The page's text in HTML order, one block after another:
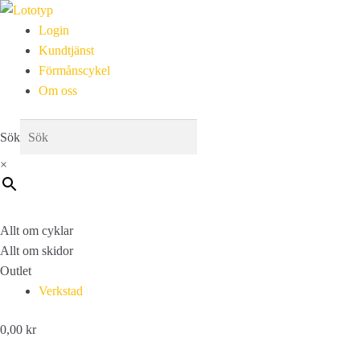
Login
Kundtjänst
Förmånscykel
Om oss
Sök
×
Allt om cyklar
Allt om skidor
Outlet
Verkstad
0,00 kr